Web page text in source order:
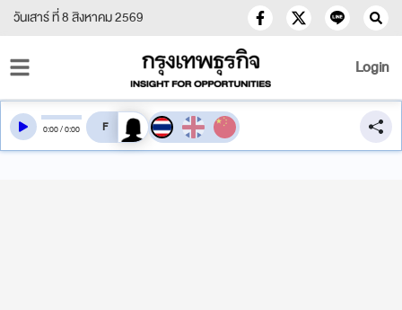
วันเสาร์ ที่ 8 สิงหาคม 2569
Login
0:00/0:00 สลับเสียงอ่าน